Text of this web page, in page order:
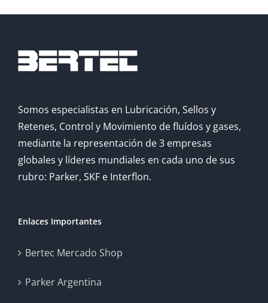
Somos especialistas en Lubricación, Sellos y
Retenes, Control y Movimiento de fluídos y gases,
mediante la representación de 3 empresas
globales y líderes mundiales en cada uno de sus
rubro: Parker, SKF e Interflon.
Enlaces Importantes
Bertec Mercado Shop
Parker Argentina